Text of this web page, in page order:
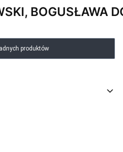
BOGUSŁAWA
produktów